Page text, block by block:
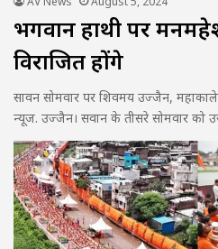
भगवान हाथी पर
विराजित होंगे
सावन सोमवार पर शिवमय उज्जैन,
न्यूज. उज्जैन। सवान के तीसरे सोमवार को